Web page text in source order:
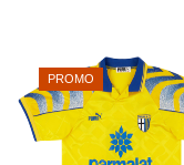
était :
69€.
PROMO